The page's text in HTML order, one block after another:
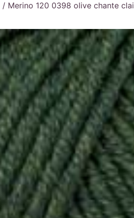
/ Merino 120 0398 olive chante